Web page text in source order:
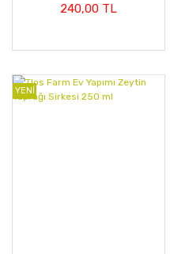
240,00 TL
YENİ